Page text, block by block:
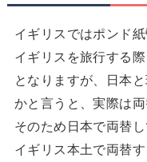
イギリスではポンド
イギリスを旅行する
となりますが、日本
かと言うと、実際は
そのため日本で両替
イギリス本土で両替